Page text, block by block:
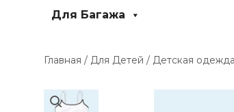
Для Багажа
Главная / Для Детей / Детская одежда